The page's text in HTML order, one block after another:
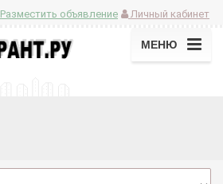
Личный кабинет
Разместить объявление
МЕНЮ